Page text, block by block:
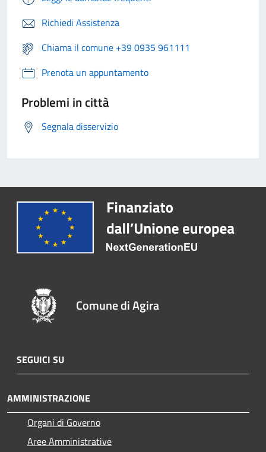
Richiedi Assistenza
Chiama il comune +39 0935 961111
Prenota un appuntamento
Problemi in città
Segnala disservizio
Comune di Agira
SEGUICI SU
AMMINISTRAZIONE
Organi di Governo
Aree Amministrative